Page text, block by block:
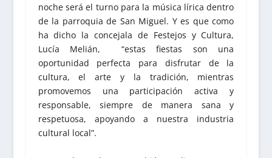
noche será el turno para la música lírica dentro
de la parroquia de San Miguel. Y es que como
ha dicho la concejala de Festejos y Cultura,
Lucía Melián, “estas fiestas son una
oportunidad perfecta para disfrutar de la
cultura, el arte y la tradición, mientras
promovemos una participación activa y
responsable, siempre de manera sana y
respetuosa, apoyando a nuestra industria
cultural local”.